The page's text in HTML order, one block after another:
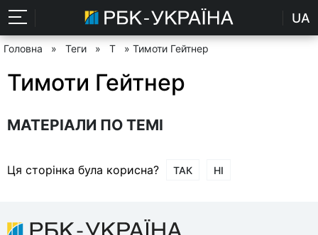
UA
Головна » Теги » Т » Тимоти Гейтнер
Тимоти Гейтнер
МАТЕРІАЛИ ПО ТЕМІ
Ця сторінка була корисна? ТАК НІ